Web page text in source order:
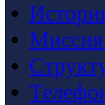
Миссия